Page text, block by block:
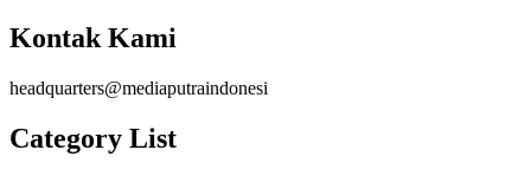
Kontak Kami
headquarters@mediaputraindonesi
Category List